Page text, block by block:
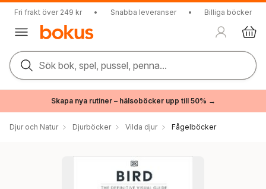
Fri frakt över 249 kr • Snabba leveranser • Billiga böcker
Sök bok, spel, pussel, penna...
Skapa nya rutiner – hälsoböcker upp till 50% →
Djur och Natur Djurböcker Vilda djur Fågelböcker